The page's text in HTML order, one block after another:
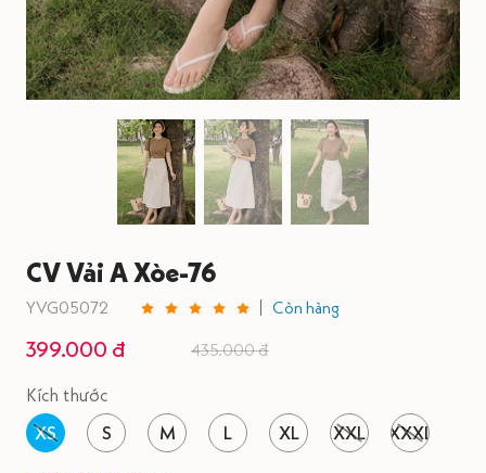
CV Vải A Xòe-76
YVG05072 Còn hàng
399.000 đ 435.000 đ
Kích thước
XS
S M L XL XXL XXXL